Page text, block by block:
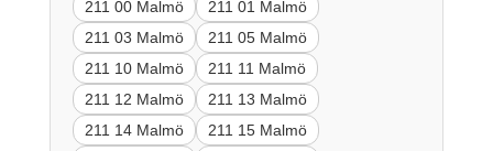
211 00 Malmö
211 01 Malmö
211 03 Malmö
211 05 Malmö
211 10 Malmö
211 11 Malmö
211 12 Malmö
211 13 Malmö
211 14 Malmö
211 15 Malmö